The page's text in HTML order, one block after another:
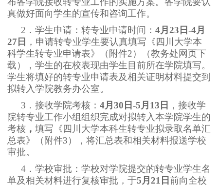
真做好面向学生的宣传和咨询工作。
2 ．学生申请：转专业申请时间： 4月23日-4月
27日 ，申请转专业学生要认真填写《四川大学本
科学生转专业申请表》（附件2）（教务处网页下
载），学生的在校表现由学生目前所在学院填写。
学生将填好的转专业申请表及相关证明材料提交到
拟转入学院教务办公室。
3 ．接收学院考核： 4月30日-5月13日 ，接收学
院转专业工作小组组织完成对拟转入本学院学生的
考核 ， 填写《四川大学本科生转专业拟录取名单汇
总表》（附件3），将汇总表和相关材料报送学校
审批。
4 ．学校审批：学校对学院提交的转专业学生名
单及相关材料进行复核审批，于5月21日前向全校